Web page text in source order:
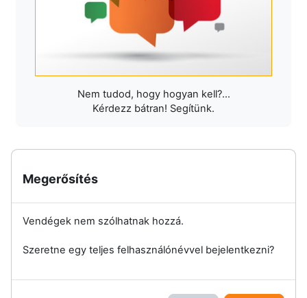
Nem tudod, hogy hogyan kell?...
Kérdezz bátran! Segítünk.
Megerősítés
Vendégek nem szólhatnak hozzá.
Szeretne egy teljes felhasználónévvel bejelentkezni?